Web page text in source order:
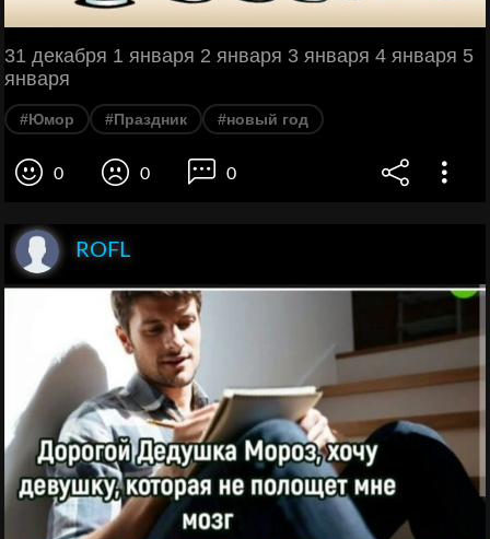
31 декабря 1 января 2 января 3 января 4 января 5
января
#Юмор #Праздник #новый год
0 0 0
ROFL